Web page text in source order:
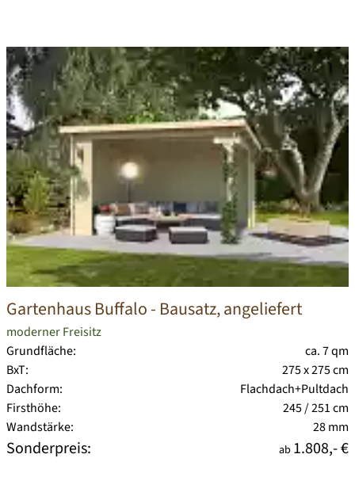
Gartenhaus Buffalo- Bausatz, angeliefert
moderner Freisitz
Grundfläche:
ca. 7 qm
BxT:
275 x 275 cm
Dachform:
Flachdach+Pultdach
Firsthöhe:
245 / 251 cm
Wandstärke:
28 mm
Sonderpreis: ab 1.808,- €